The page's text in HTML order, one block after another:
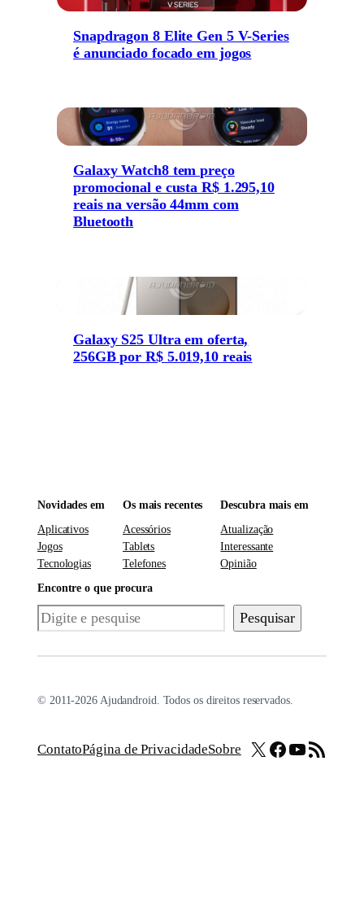
Snapdragon 8 Elite Gen 5 V-Series
é anunciado focado em jogos
Galaxy Watch8 tem preço
promocional e custa R$ 1.295,10
reais na versão 44mm com
Bluetooth
Galaxy S25 Ultra em oferta,
256GB por R$ 5.019,10 reais
Novidades em
Aplicativos
Jogos
Tecnologias
Os mais recentes
Acessórios
Tablets
Telefones
Descubra mais em
Atualização
Interessante
Opinião
Encontre o que procura
Pesquisar Pesquisar
© 2011-2026 Ajudandroid. Todos os direitos reservados.
ContatoPágina de PrivacidadeSobre X Facebook
Youtube
Feed RSS